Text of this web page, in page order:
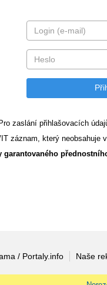
Pro zaslání přihlašovacích
záznam, který
garantovaného
/ Portaly.info Naše